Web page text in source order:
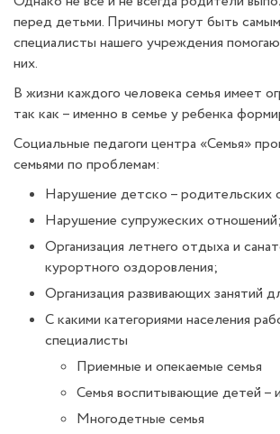
перед детьми. Причины могут быть
специалисты нашего учреждения
них.
В жизни каждого человека семья имеет
так как – именно в семье у ребенка
Социальные педагоги центра «Семья»
семьями по проблемам:
Нарушение детско – родительских
Нарушение супружеских отношений;
Организация летнего отдыха и
курортного оздоровления;
Организация развивающих занятий
С какими категориями населения
специалисты
Приемные и опекаемые семья
Семья воспитывающие детей –
Многодетные семья